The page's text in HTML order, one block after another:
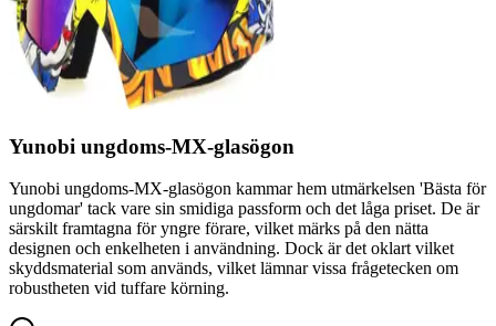
Yunobi ungdoms-MX-glasögon
Yunobi ungdoms-MX-glasögon kammar hem utmärkelsen 'Bästa för
ungdomar' tack vare sin smidiga passform och det låga priset. De är
särskilt framtagna för yngre förare, vilket märks på den nätta
designen och enkelheten i användning. Dock är det oklart vilket
skyddsmaterial som används, vilket lämnar vissa frågetecken om
robustheten vid tuffare körning.